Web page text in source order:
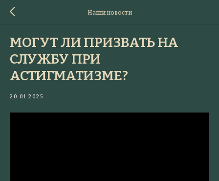
Наши новости
МОГУТ ЛИ ПРИЗВАТЬ НА
СЛУЖБУ ПРИ
АСТИГМАТИЗМЕ?
20.01.2025